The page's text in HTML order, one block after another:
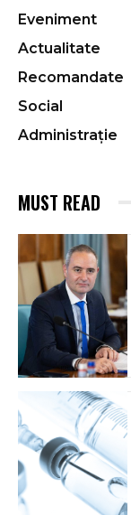
Eveniment
Actualitate
Recomandate
Social
Administrație
MUST READ